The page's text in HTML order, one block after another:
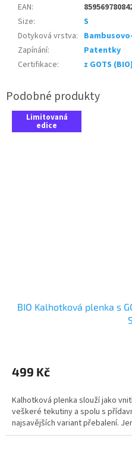
EAN:
Size:
S
Dotyková vrstva:
Zapínání:
Patentky
Certifikace: z GOTS (BIO)
Limitovaná
edice
BIO Kalhotková plenka s
499 Kč
Kalhotková plenka slouží jako
veškeré tekutiny a spolu s
najsavějších variant přebalení.